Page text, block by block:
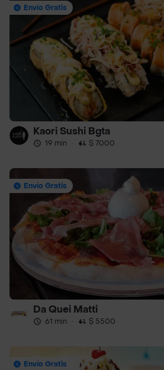
Envío Gratis
Kaori Sushi Bgta
19 min · $ 7000
Envío Gratis
Da Quei Matti
61 min · $ 5500
Envío Gratis